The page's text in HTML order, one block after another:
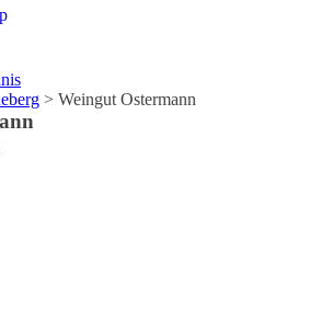
> Weingut Ostermann